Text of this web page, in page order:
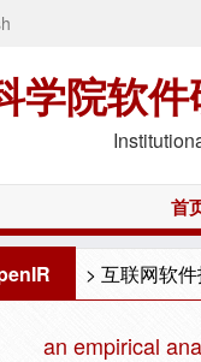
学院软
首
> 互联网软
an empirical